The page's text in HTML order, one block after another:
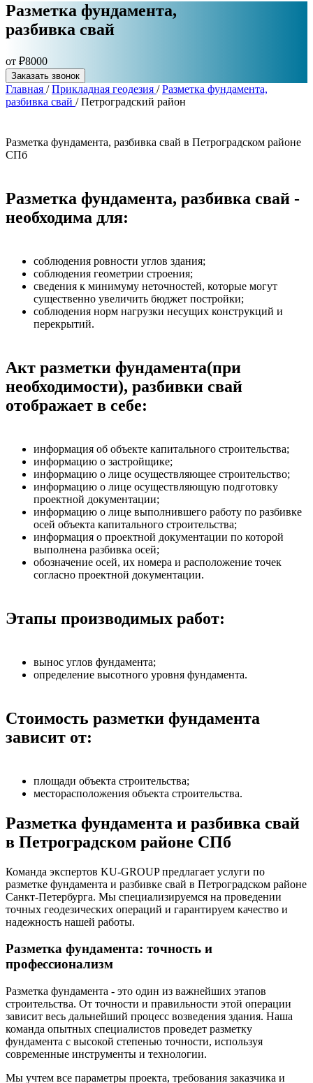
Разметка фундамента,
разбивка свай
от ₽8000
Заказать звонок
Главная /Прикладная геодезия /Разметка фундамента,
разбивка свай /Петроградский район
Разметка фундамента, разбивка свай в Петроградском районе
СПб
Разметка фундамента, разбивка свай -
необходима для:
соблюдения ровности углов здания;
соблюдения геометрии строения;
сведения к минимуму неточностей, которые могут
существенно увеличить бюджет постройки;
соблюдения норм нагрузки несущих конструкций и
перекрытий.
Акт разметки фундамента(при
необходимости), разбивки свай
отображает в себе:
информация об объекте капитального строительства;
информацию о застройщике;
информацию о лице осуществляющее строительство;
информацию о лице осуществляющую подготовку
проектной документации;
информацию о лице выполнившего работу по разбивке
осей объекта капитального строительства;
информация о проектной документации по которой
выполнена разбивка осей;
обозначение осей, их номера и расположение точек
согласно проектной документации.
Этапы производимых работ:
вынос углов фундамента;
определение высотного уровня фундамента.
Стоимость разметки фундамента
зависит от:
площади объекта строительства;
месторасположения объекта строительства.
Разметка фундамента и разбивка свай
в Петроградском районе СПб
Команда экспертов KU-GROUP предлагает услуги по
разметке фундамента и разбивке свай в Петроградском районе
Санкт-Петербурга. Мы специализируемся на проведении
точных геодезических операций и гарантируем качество и
надежность нашей работы.
Разметка фундамента: точность и
профессионализм
Разметка фундамента - это один из важнейших этапов
строительства. От точности и правильности этой операции
зависит весь дальнейший процесс возведения здания. Наша
команда опытных специалистов проведет разметку
фундамента с высокой степенью точности, используя
современные инструменты и технологии.
Мы учтем все параметры проекта, требования заказчика и